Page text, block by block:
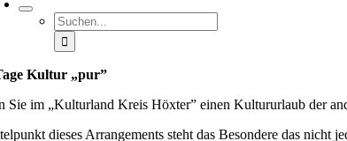
Suche
nach:
Kultur „pur”
Sie im „Kulturland Kreis Höxter” einen Kultururlaub der
dieses Arrangements steht das Besondere das nicht